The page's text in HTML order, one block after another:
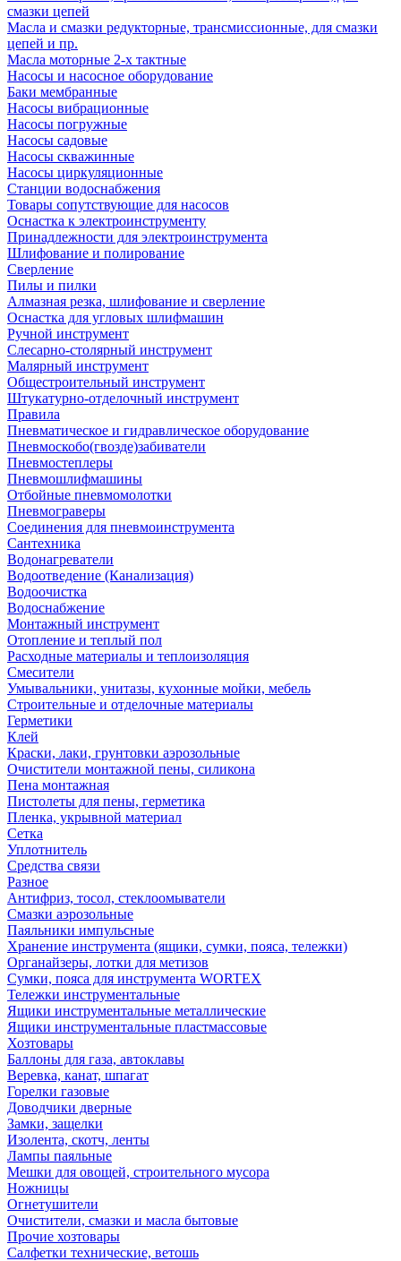
смазки цепей
Масла и смазки редукторные, трансмиссионные, для смазки
цепей и пр.
Масла моторные 2-х тактные
Насосы и насосное оборудование
Баки мембранные
Насосы вибрационные
Насосы погружные
Насосы садовые
Насосы скважинные
Насосы циркуляционные
Станции водоснабжения
Товары сопутствующие для насосов
Оснастка к электроинструменту
Принадлежности для электроинструмента
Шлифование и полирование
Сверление
Пилы и пилки
Алмазная резка, шлифование и сверление
Оснастка для угловых шлифмашин
Ручной инструмент
Слесарно-столярный инструмент
Малярный инструмент
Общестроительный инструмент
Штукатурно-отделочный инструмент
Правила
Пневматическое и гидравлическое оборудование
Пневмоскобо(гвозде)забиватели
Пневмостеплеры
Пневмошлифмашины
Отбойные пневмомолотки
Пневмограверы
Соединения для пневмоинструмента
Сантехника
Водонагреватели
Водоотведение (Канализация)
Водоочистка
Водоснабжение
Монтажный инструмент
Отопление и теплый пол
Расходные материалы и теплоизоляция
Смесители
Умывальники, унитазы, кухонные мойки, мебель
Строительные и отделочные материалы
Герметики
Клей
Краски, лаки, грунтовки аэрозольные
Очистители монтажной пены, силикона
Пена монтажная
Пистолеты для пены, герметика
Пленка, укрывной материал
Сетка
Уплотнитель
Средства связи
Разное
Антифриз, тосол, стеклоомыватели
Смазки аэрозольные
Паяльники импульсные
Хранение инструмента (ящики, сумки, пояса, тележки)
Органайзеры, лотки для метизов
Сумки, пояса для инструмента WORTEX
Тележки инструментальные
Ящики инструментальные металлические
Ящики инструментальные пластмассовые
Хозтовары
Баллоны для газа, автоклавы
Веревка, канат, шпагат
Горелки газовые
Доводчики дверные
Замки, защелки
Изолента, скотч, ленты
Лампы паяльные
Мешки для овощей, строительного мусора
Ножницы
Огнетушители
Очистители, смазки и масла бытовые
Прочие хозтовары
Салфетки технические, ветошь